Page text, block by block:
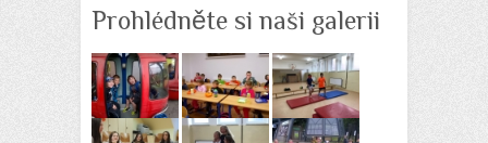
Prohlédněte si naši galerii